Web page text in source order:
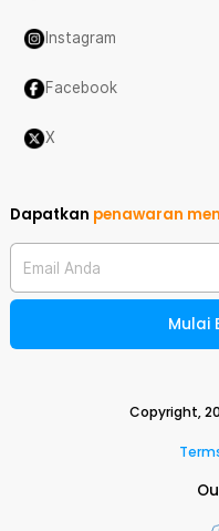
Instagram
Facebook
X
Dapatkan penawaran
Email Anda
Mulai
Copyright,